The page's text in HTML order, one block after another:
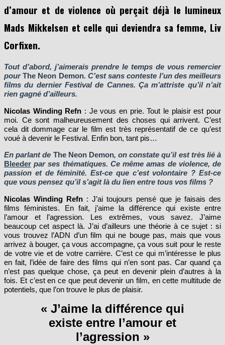
d’amour et de violence où perçait déjà le lumineux
Mads Mikkelsen et celle qui deviendra sa femme, Liv
Corfixen.
Tout d’abord, j’aimerais prendre le temps de vous remercier
pourThe Neon Demon. C’est sans conteste l’un des meilleurs
films du dernier Festival de Cannes. Ça m’attriste qu’il n’ait
rien gagné d’ailleurs.
Nicolas Winding Refn : Je vous en prie. Tout le plaisir est pour
moi. Ce sont malheureusement des choses qui arrivent. C’est
cela dit dommage car le film est très représentatif de ce qu’est
voué à devenir le Festival. Enfin bon, tant pis…
En parlant de The Neon Demon, on constate qu’il est très lié à
Bleeder par ses thématiques. Ce même amas de violence, de
passion et de féminité. Est-ce que c’est volontaire ? Est-ce
que vous pensez qu’il s’agit là du lien entre tous vos films ?
Nicolas Winding Refn : J’ai toujours pensé que je faisais des
films féministes. En fait, j’aime la différence qui existe entre
l’amour et l’agression. Les extrêmes, vous savez. J’aime
beaucoup cet aspect là. J’ai d’ailleurs une théorie à ce sujet : si
vous trouvez l’ADN d’un film qui ne bouge pas, mais que vous
arrivez à bouger, ça vous accompagne, ça vous suit pour le reste
de votre vie et de votre carrière. C’est ce qui m’intéresse le plus
en fait, l’idée de faire des films qui n’en sont pas. Car quand ça
n’est pas quelque chose, ça peut en devenir plein d’autres à la
fois. Et c’est en ce que peut devenir un film, en cette multitude de
potentiels, que l’on trouve le plus de plaisir.
« J’aime la différence qui
existe entre l’amour et
l’agression »